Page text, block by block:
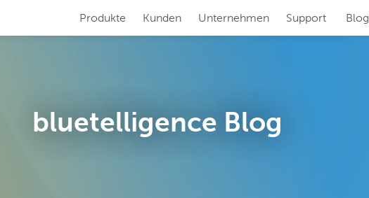
Produkte Kunden Unternehmen Support Blog
BOOSTER
Sie Ihre
TRANSLATION STEWARD
Übersetzen Sie mühelos Ihr
bluetelligence Blog